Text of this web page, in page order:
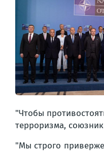
"Чтобы
терроризма,
"Мы строго